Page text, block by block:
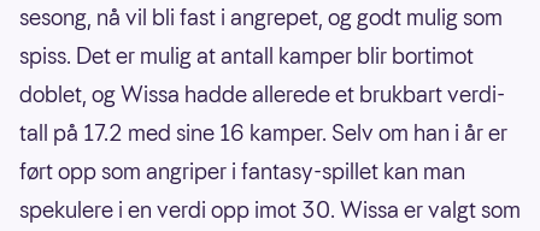
sesong, nå vil bli fast i angrepet, og godt mulig som
spiss. Det er mulig at antall kamper blir bortimot
doblet, og Wissa hadde allerede et brukbart verdi-
tall på 17.2 med sine 16 kamper. Selv om han i år er
ført opp som angriper i fantasy-spillet kan man
spekulere i en verdi opp imot 30. Wissa er valgt som